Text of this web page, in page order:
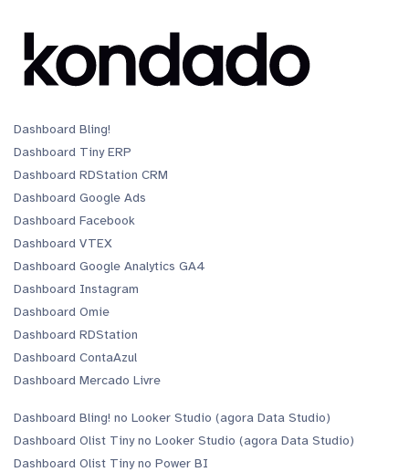
Dashboard Bling!
Dashboard Tiny ERP
Dashboard RDStation CRM
Dashboard Google Ads
Dashboard Facebook
Dashboard VTEX
Dashboard Google Analytics GA4
Dashboard Instagram
Dashboard Omie
Dashboard RDStation
Dashboard ContaAzul
Dashboard Mercado Livre
Dashboard Bling! no Looker Studio (agora Data Studio)
Dashboard Olist Tiny no Looker Studio (agora Data Studio)
Dashboard Olist Tiny no Power BI